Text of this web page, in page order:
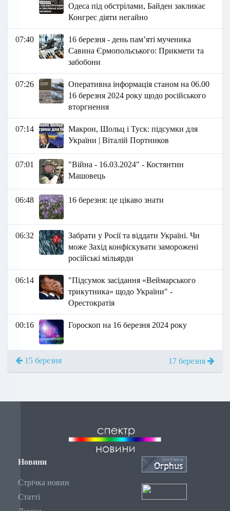
Одеса під обстрілами, Байден закликає
Конгрес діяти негайно
07:40
16 березня - день пам’яті мученика
Савина Єрмопольського: Прикмети та
забобони
07:26
Оперативна інформація станом на 06.00
16 березня 2024 року щодо російського
вторгнення
07:14
Макрон, Шольц і Туск: підсумки для
України | Віталій Портников
07:01
"Війна - 16.03.2024" - Костянтин
Машовець
06:48 16 березня: це цікаво знати
06:32
Забрати у Росії та віддати Україні. Чи
може Захід конфіскувати заморожені
російські мільярди
06:14
"Підсумок засідання «Веймарського
трикутника» щодо України" -
Орестократія
00:16 Гороскоп на 16 березня 2024 року
15 березня 17 березня
Новини
Стрічка новин
Статті